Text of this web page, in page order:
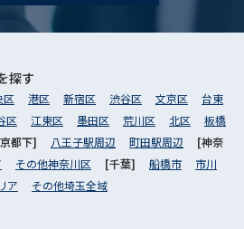
探す
区 港区 新宿区 渋谷区 文京区
台東
区 江東区 墨田区 荒川区 北区
板橋
都下] 八王子駅周辺 町田駅周辺
[神奈
その他神奈川区 [千葉] 船橋市
市川
ア その他埼玉全域